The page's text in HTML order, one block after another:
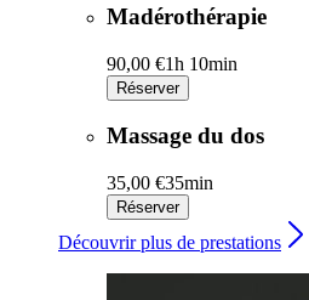
Madérothérapie
90,00 €1h 10min
Réserver
Massage du dos
35,00 €35min
Réserver
Découvrir plus de prestations